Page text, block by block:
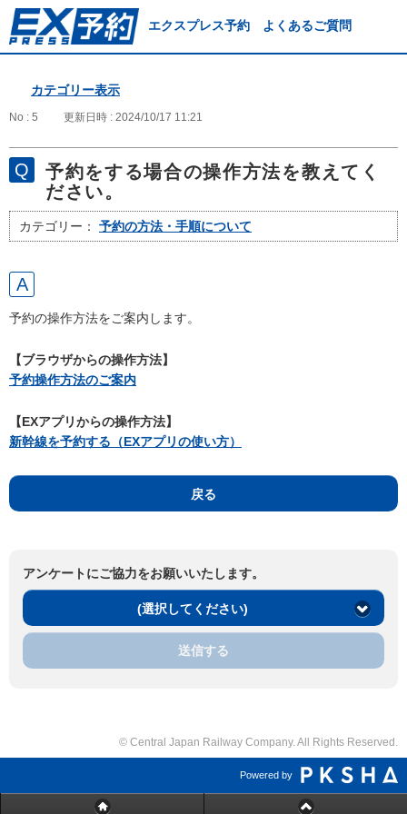
エクスプレス予約 よくあるご質問
カテゴリー表示
No : 5 更新日時 : 2024/10/17 11:21
予約をする場合の操作方法を教えてく
ださい。
カテゴリー： 予約の方法・手順について
予約の操作方法をご案内します。
【ブラウザからの操作方法】
予約操作方法のご案内
【EXアプリからの操作方法】
新幹線を予約する（EXアプリの使い方）
戻る
アンケートにご協力をお願いいたします。
(選択してください)
送信する
© Central Japan Railway Company. All Rights Reserved.
Powered by